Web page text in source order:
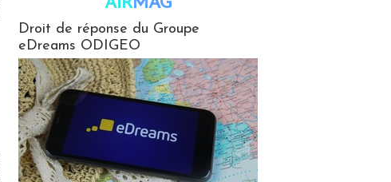
Droit de réponse du Groupe
eDreams ODIGEO